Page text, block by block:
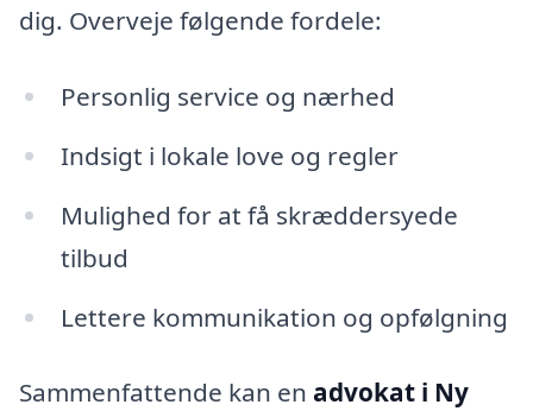
dig. Overveje følgende fordele:
Personlig service og nærhed
Indsigt i lokale love og regler
Mulighed for at få skræddersyede
tilbud
Lettere kommunikation og opfølgning
Sammenfattende kan en advokat i Ny